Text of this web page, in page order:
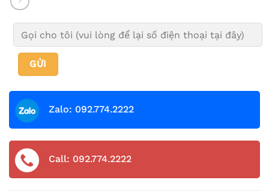
Zalo: 092.774.2222
Call: 092.774.2222